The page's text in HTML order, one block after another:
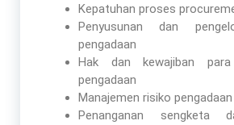
Kepatuhan proses
Penyusunan dan
pengadaan
Hak dan kewajiban
pengadaan
Manajemen risiko pengadaan
Penanganan sengketa